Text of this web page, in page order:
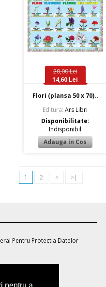
pentru a
20,00 Lei
14,60 Lei
Flori (plansa 50 x 70)..
Editura: Ars Libri
Disponibilitate:
Indisponibil
1 2 > >|
Pentru Protectia Datelor